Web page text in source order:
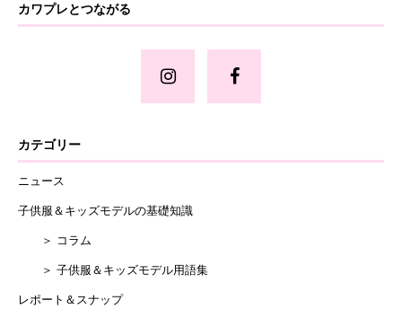
カワプレとつながる
カテゴリー
ニュース
子供服＆キッズモデルの基礎知識
＞ コラム
＞ 子供服＆キッズモデル用語集
レポート＆スナップ